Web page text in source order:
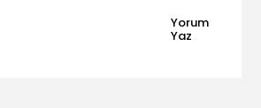
Yorum
Yaz